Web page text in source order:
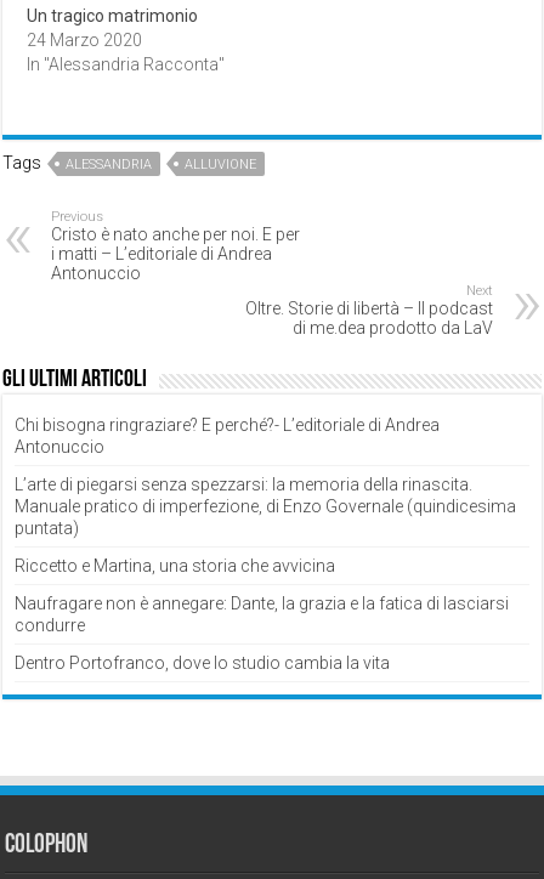
Un tragico matrimonio
24 Marzo 2020
In "Alessandria Racconta"
Tags ALESSANDRIA ALLUVIONE
Previous
Cristo è nato anche per noi. E per
i matti – L’editoriale di Andrea
Antonuccio
Next
Oltre. Storie di libertà – Il podcast
di me.dea prodotto da LaV
Gli ultimi articoli
Chi bisogna ringraziare? E perché?- L’editoriale di Andrea
Antonuccio
L’arte di piegarsi senza spezzarsi: la memoria della rinascita.
Manuale pratico di imperfezione, di Enzo Governale (quindicesima
puntata)
Riccetto e Martina, una storia che avvicina
Naufragare non è annegare: Dante, la grazia e la fatica di lasciarsi
condurre
Dentro Portofranco, dove lo studio cambia la vita
Colophon